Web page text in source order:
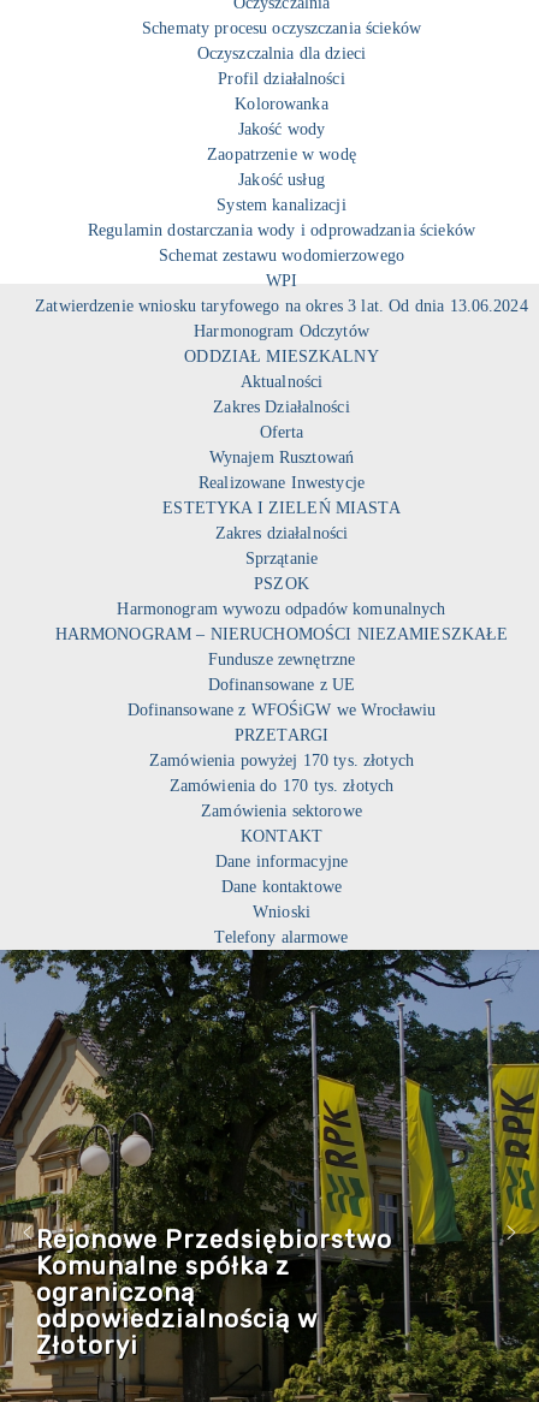
Schematy procesu oczyszczania ścieków
Oczyszczalnia dla dzieci
Profil działalności
Kolorowanka
Jakość wody
Zaopatrzenie w wodę
Jakość usług
System kanalizacji
Regulamin dostarczania wody i odprowadzania ścieków
Schemat zestawu wodomierzowego
WPI
Zatwierdzenie wniosku taryfowego na okres 3 lat. Od dnia 13.06.2024
Harmonogram Odczytów
ODDZIAŁ MIESZKALNY
Aktualności
Zakres Działalności
Oferta
Wynajem Rusztowań
Realizowane Inwestycje
ESTETYKA I ZIELEŃ MIASTA
Zakres działalności
Sprzątanie
PSZOK
Harmonogram wywozu odpadów komunalnych
HARMONOGRAM – NIERUCHOMOŚCI NIEZAMIESZKAŁE
Fundusze zewnętrzne
Dofinansowane z UE
Dofinansowane z WFOŚiGW we Wrocławiu
PRZETARGI
Zamówienia powyżej 170 tys. złotych
Zamówienia do 170 tys. złotych
Zamówienia sektorowe
KONTAKT
Dane informacyjne
Dane kontaktowe
Wnioski
Telefony alarmowe
Rejonowe Przedsiębiorstwo
Komunalne spółka z
ograniczoną
odpowiedzialnością w
Złotoryi